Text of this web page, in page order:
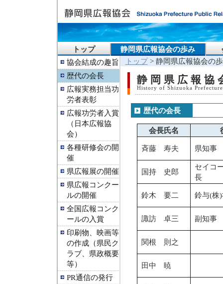
トップ 静岡県広報協会の歩み
協会結成の趣旨
歴代の会長
広報実務担当功
労者表彰
広報功労者入賞
（日本広報協
会）
各種研修会の開
催
県広報展の開催
県広報コンクー
ルの開催
全国広報コンク
ールの入賞
印刷物、映画等
の作成（県民ク
ラブ、県政概要
等）
PR通信の発行
トップ> 静岡県広報協会の
静岡県広報協
History of Shizuoka
歴代の会長
会長氏名
斉藤 寿夫 県知事
国持 史郎
セイコ
長
鈴木 要二 鈴与(株
諏訪 卓三 副知事
関根 則之
田中 暁